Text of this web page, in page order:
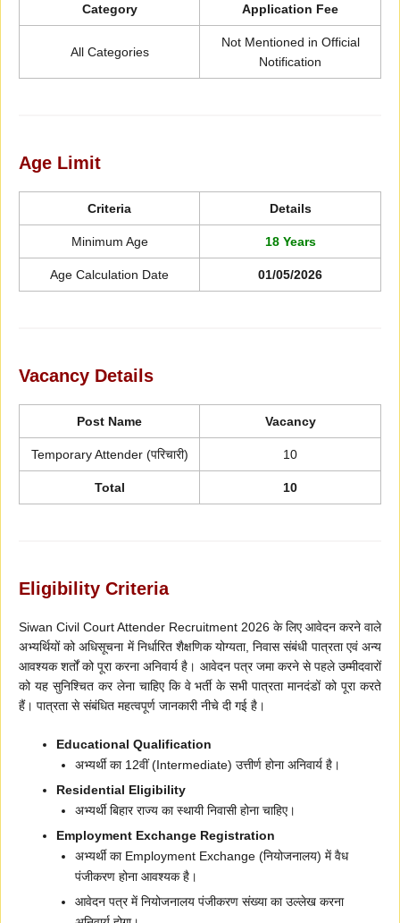
Category Application Fee
All Categories
Not Mentioned in Official
Notification
Age Limit
Criteria Details
Minimum Age 18 Years
Age Calculation Date 01/05/2026
Vacancy Details
Post Name Vacancy
Temporary Attender (परिचारी) 10
Total 10
Eligibility Criteria
Siwan Civil Court Attender Recruitment 2026 के लिए आवेदन करने वाले
अभ्यर्थियों को अधिसूचना में निर्धारित शैक्षणिक योग्यता, निवास संबंधी पात्रता एवं अन्य
आवश्यक शर्तों को पूरा करना अनिवार्य है। आवेदन पत्र जमा करने से पहले उम्मीदवारों
को यह सुनिश्चित कर लेना चाहिए कि वे भर्ती के सभी पात्रता मानदंडों को पूरा करते
हैं। पात्रता से संबंधित महत्वपूर्ण जानकारी नीचे दी गई है।
Educational Qualification
अभ्यर्थी का 12वीं (Intermediate) उत्तीर्ण होना अनिवार्य है।
Residential Eligibility
अभ्यर्थी बिहार राज्य का स्थायी निवासी होना चाहिए।
Employment Exchange Registration
अभ्यर्थी का Employment Exchange (नियोजनालय) में वैध
पंजीकरण होना आवश्यक है।
आवेदन पत्र में नियोजनालय पंजीकरण संख्या का उल्लेख करना